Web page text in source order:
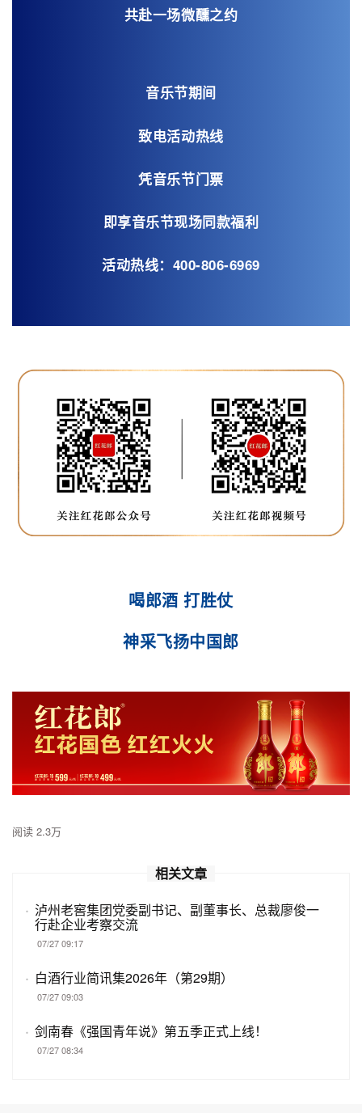
共赴一场微醺之约
音乐节期间
致电活动热线
凭音乐节门票
即享音乐节现场同款福利
活动热线：400-806-6969
喝郎酒 打胜仗
神采飞扬中国郎
阅读 2.3万
相关文章
· 泸州老窖集团党委副书记、副董事长、总裁廖俊一
行赴企业考察交流
07/27 09:17
· 白酒行业简讯集2026年（第29期）
07/27 09:03
· 剑南春《强国青年说》第五季正式上线！
07/27 08:34